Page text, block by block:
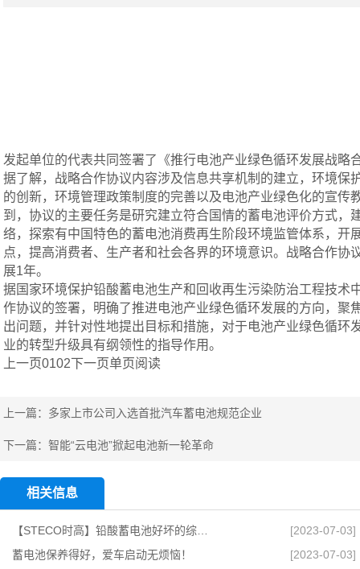
发起单位的代表共同签署了《推行电池产业绿色循环发展战略
据了解，战略合作协议内容涉及信息共享机制的建立，环境保
的创新，环境管理政策制度的完善以及电池产业绿色化的宣传
到，协议的主要任务是研究建立符合国情的蓄电池评价方式，
络，探索有中国特色的蓄电池消费再生阶段环境监管体系，开
点，提高消费者、生产者和社会各界的环境意识。战略合作协
展1年。
据国家环境保护铅酸蓄电池生产和回收再生污染防治工程技术
作协议的签署，明确了推进电池产业绿色循环发展的方向，聚
出问题，并针对性地提出目标和措施，对于电池产业绿色循环
业的转型升级具有纲领性的指导作用。
上一页0102下一页单页阅读
上一篇： 多家上市公司入选首批汽车蓄电池规范企业
下一篇：智能“云电池”掀起电池新一轮革命
相关信息
[2023-07-03]
蓄电池保养得好，爱车启动无烦恼！
[2023-07-03]